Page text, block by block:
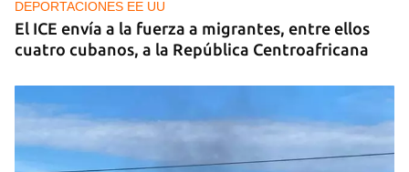
DEPORTACIONES EE UU
El ICE envía a la fuerza a migrantes, entre ellos
cuatro cubanos, a la República Centroafricana